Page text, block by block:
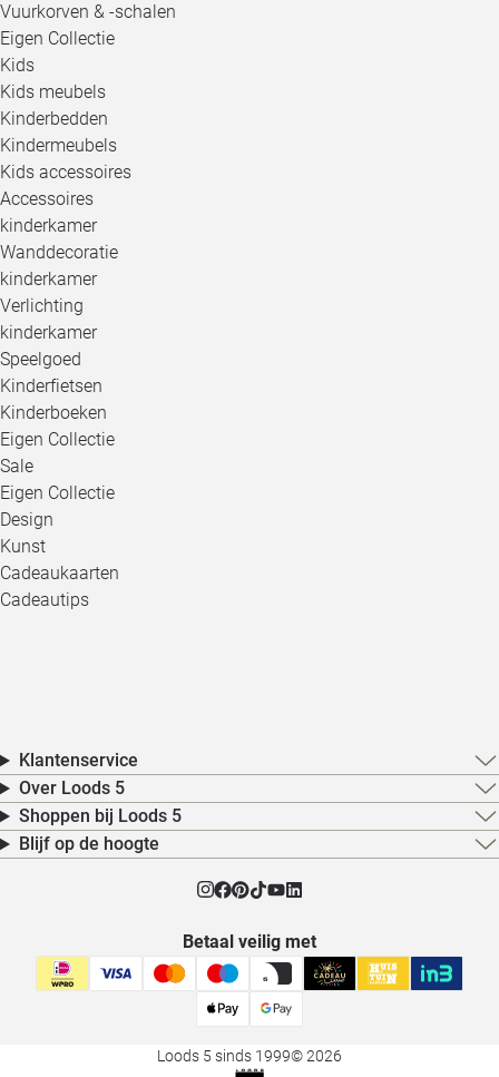
Vuurkorven & -schalen
Eigen Collectie
Kids
Kids meubels
Kinderbedden
Kindermeubels
Kids accessoires
Accessoires
kinderkamer
Wanddecoratie
kinderkamer
Verlichting
kinderkamer
Speelgoed
Kinderfietsen
Kinderboeken
Eigen Collectie
Sale
Eigen Collectie
Design
Kunst
Cadeaukaarten
Cadeautips
Klantenservice
Over Loods 5
Shoppen bij Loods 5
Blijf op de hoogte
Betaal veilig met
Loods 5 sinds 1999© 2026